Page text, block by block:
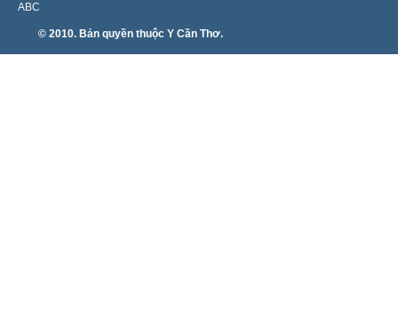
ABC
© 2010. Bản quyền thuộc Y Cần Thơ.